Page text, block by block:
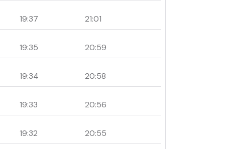
19:37 21:01
19:35 20:59
19:34 20:58
19:33 20:56
19:32 20:55